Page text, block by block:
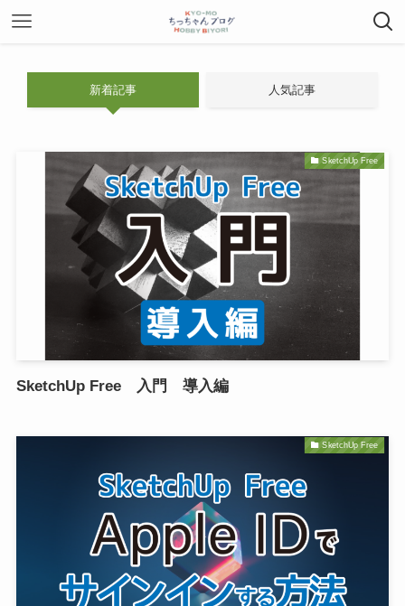
新着記事 人気記事
SketchUp Free
SketchUp Free 入門 導入編
SketchUp Free